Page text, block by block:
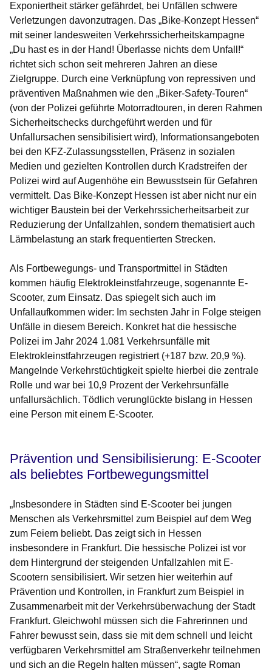
Exponiertheit stärker gefährdet, bei Unfällen schwere
Verletzungen davonzutragen. Das „Bike-Konzept Hessen“
mit seiner landesweiten Verkehrssicherheitskampagne
„Du hast es in der Hand! Überlasse nichts dem Unfall!“
richtet sich schon seit mehreren Jahren an diese
Zielgruppe. Durch eine Verknüpfung von repressiven und
präventiven Maßnahmen wie den „Biker-Safety-Touren“
(von der Polizei geführte Motorradtouren, in deren Rahmen
Sicherheitschecks durchgeführt werden und für
Unfallursachen sensibilisiert wird), Informationsangeboten
bei den KFZ-Zulassungsstellen, Präsenz in sozialen
Medien und gezielten Kontrollen durch Kradstreifen der
Polizei wird auf Augenhöhe ein Bewusstsein für Gefahren
vermittelt. Das Bike-Konzept Hessen ist aber nicht nur ein
wichtiger Baustein bei der Verkehrssicherheitsarbeit zur
Reduzierung der Unfallzahlen, sondern thematisiert auch
Lärmbelastung an stark frequentierten Strecken.
Als Fortbewegungs- und Transportmittel in Städten
kommen häufig Elektrokleinstfahrzeuge, sogenannte E-
Scooter, zum Einsatz. Das spiegelt sich auch im
Unfallaufkommen wider: Im sechsten Jahr in Folge steigen
Unfälle in diesem Bereich. Konkret hat die hessische
Polizei im Jahr 2024 1.081 Verkehrsunfälle mit
Elektrokleinstfahrzeugen registriert (+187 bzw. 20,9 %).
Mangelnde Verkehrstüchtigkeit spielte hierbei die zentrale
Rolle und war bei 10,9 Prozent der Verkehrsunfälle
unfallursächlich. Tödlich verunglückte bislang in Hessen
eine Person mit einem E-Scooter.
Prävention und Sensibilisierung: E-Scooter
als beliebtes Fortbewegungsmittel
„Insbesondere in Städten sind E-Scooter bei jungen
Menschen als Verkehrsmittel zum Beispiel auf dem Weg
zum Feiern beliebt. Das zeigt sich in Hessen
insbesondere in Frankfurt. Die hessische Polizei ist vor
dem Hintergrund der steigenden Unfallzahlen mit E-
Scootern sensibilisiert. Wir setzen hier weiterhin auf
Prävention und Kontrollen, in Frankfurt zum Beispiel in
Zusammenarbeit mit der Verkehrsüberwachung der Stadt
Frankfurt. Gleichwohl müssen sich die Fahrerinnen und
Fahrer bewusst sein, dass sie mit dem schnell und leicht
verfügbaren Verkehrsmittel am Straßenverkehr teilnehmen
und sich an die Regeln halten müssen“, sagte Roman